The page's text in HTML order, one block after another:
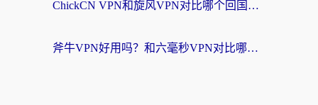
ChickCN VPN和旋风VPN对比哪个回国效果更好？海外党实测回国内网神器指南
斧牛VPN好用吗？和六毫秒VPN对比哪个回国效果更好？海外党亲测实用指南